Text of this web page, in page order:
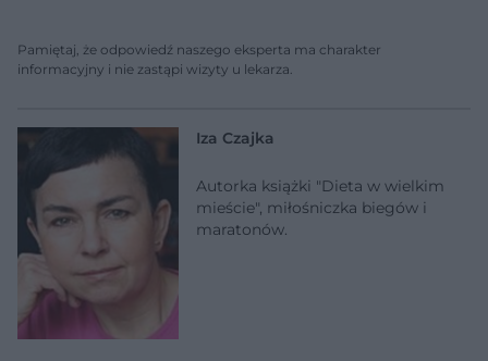
Pamiętaj, że odpowiedź naszego eksperta ma charakter
informacyjny i nie zastąpi wizyty u lekarza.
Iza Czajka
Autorka książki "Dieta w wielkim
mieście", miłośniczka biegów i
maratonów.